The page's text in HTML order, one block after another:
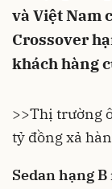
và Việt Nam
Crossover
khách hàng
>>Thị trường
tỷ đồng xả
Sedan hạng